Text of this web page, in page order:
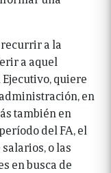
a la
a aquel
quiere
en
también en
del FA, el
o las
en busca de